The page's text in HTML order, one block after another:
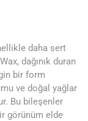
daha sert
dağınık duran
bir form
ve doğal yağlar
Bu bileşenler
görünüm elde